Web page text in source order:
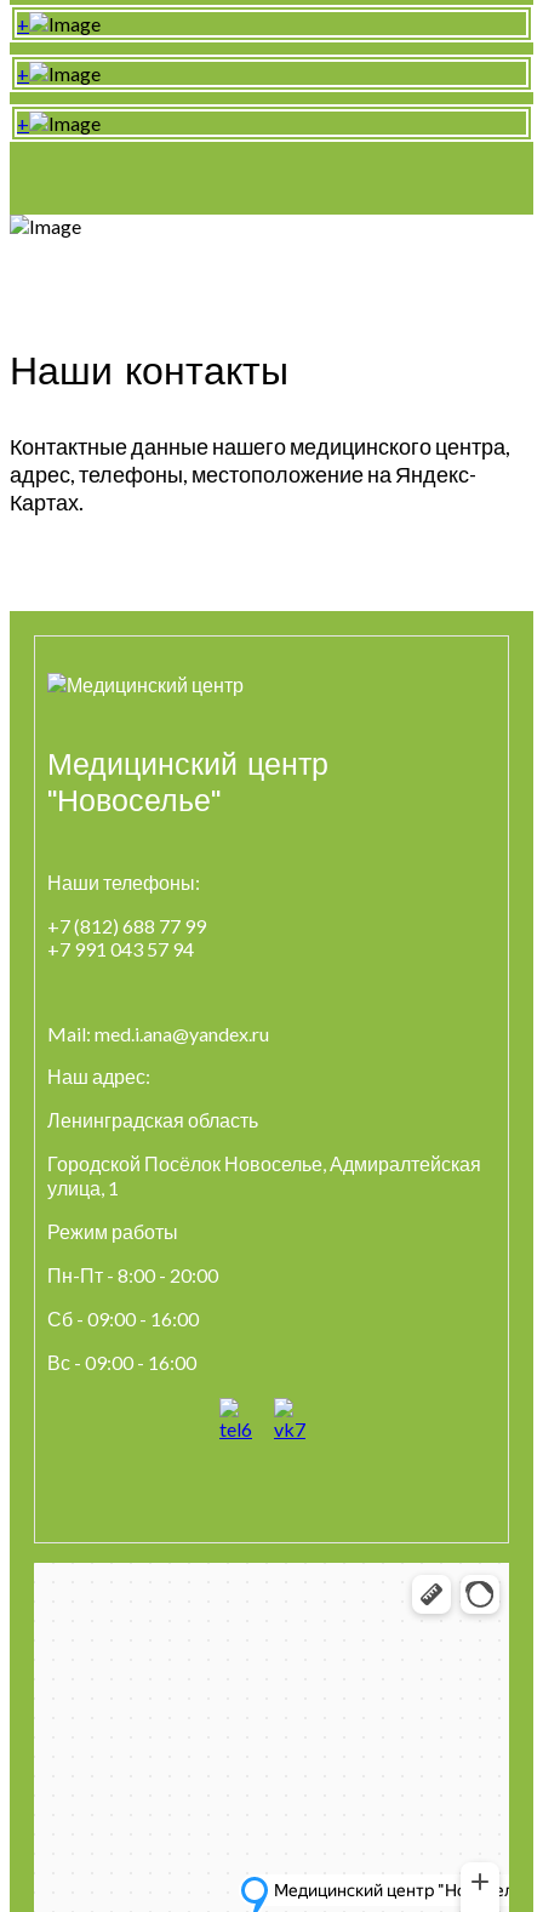
+
+
+
Наши контакты
Контактные данные нашего медицинского центра,
адрес, телефоны, местоположение на Яндекс-
Картах.
Медицинский центр
"Новоселье"
Наши телефоны:
+7 (812) 688 77 99
+7 991 043 57 94
Mail: med.i.ana@yandex.ru
Наш адрес:
Ленинградская область
Городской Посёлок Новоселье, Адмиралтейская
улица, 1
Режим работы
Пн-Пт - 8:00 - 20:00
Сб - 09:00 - 16:00
Вс - 09:00 - 16:00